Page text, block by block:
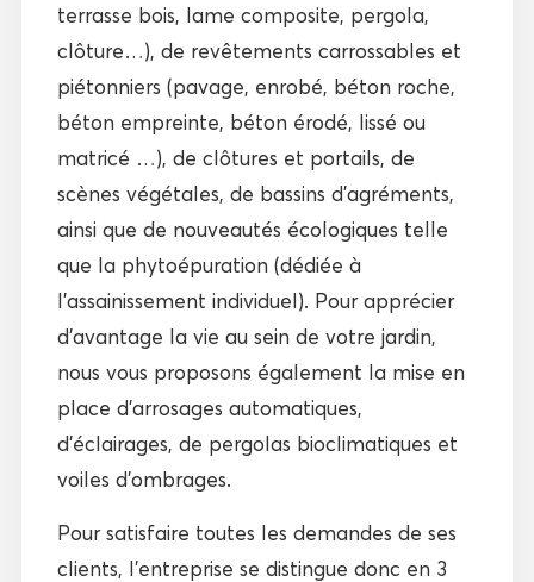
terrasse bois, lame composite, pergola,
clôture…), de revêtements carrossables et
piétonniers (pavage, enrobé, béton roche,
béton empreinte, béton érodé, lissé ou
matricé …), de clôtures et portails, de
scènes végétales, de bassins d’agréments,
ainsi que de nouveautés écologiques telle
que la phytoépuration (dédiée à
l’assainissement individuel). Pour apprécier
d’avantage la vie au sein de votre jardin,
nous vous proposons également la mise en
place d’arrosages automatiques,
d’éclairages, de pergolas bioclimatiques et
voiles d’ombrages.
Pour satisfaire toutes les demandes de ses
clients, l’entreprise se distingue donc en 3